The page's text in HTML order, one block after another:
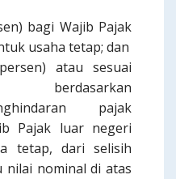
bagi Wajib Pajak
usaha tetap; dan
atau sesuai
pajak
Pajak luar negeri
tetap, dari selisih
nilai nominal di atas